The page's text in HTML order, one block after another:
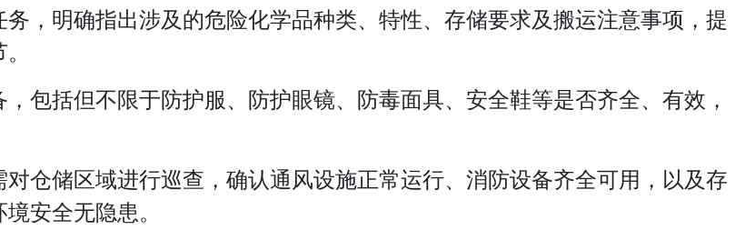
务，明确指出涉及的危险化学品种类、特性、存储要求及搬运注意事项，提
包括但不限于防护服、防护眼镜、防毒面具、安全鞋等是否齐全、有效，
对仓储区域进行巡查，确认通风设施正常运行、消防设备齐全可用，以及存
安全无隐患。